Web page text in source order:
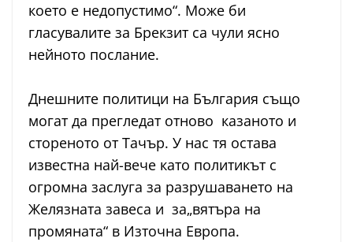
което е недопустимо“. Може би
гласувалите за Брекзит са чули ясно
нейното послание.
Днешните политици на България също
могат да прегледат отново казаното и
стореното от Тачър. У нас тя остава
известна най-вече като политикът с
огромна заслуга за разрушаването на
Желязната завеса и за„вятъра на
промяната“ в Източна Европа.